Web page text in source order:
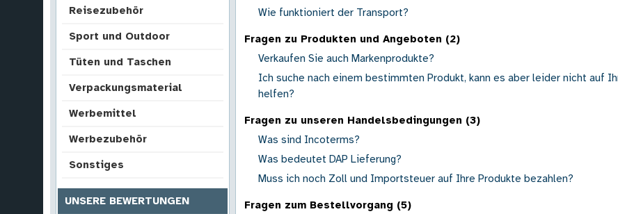
Reisezubehör
Sport und Outdoor
Tüten und Taschen
Verpackungsmaterial
Werbemittel
Werbezubehör
Sonstiges
UNSERE BEWERTUNGEN
Wie funktioniert der Transport?
Fragen zu Produkten und Angeboten (2)
Verkaufen Sie auch Markenprodukte?
Ich suche nach einem bestimmten Produkt, kann es aber leider nicht auf
helfen?
Fragen zu unseren Handelsbedingungen (3)
Was sind Incoterms?
Was bedeutet DAP Lieferung?
Muss ich noch Zoll und Importsteuer auf Ihre Produkte bezahlen?
Fragen zum Bestellvorgang (5)